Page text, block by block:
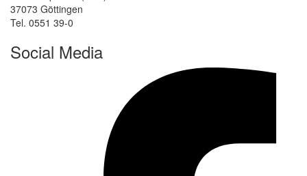
37073 Göttingen
Tel. 0551 39-0
Social Media